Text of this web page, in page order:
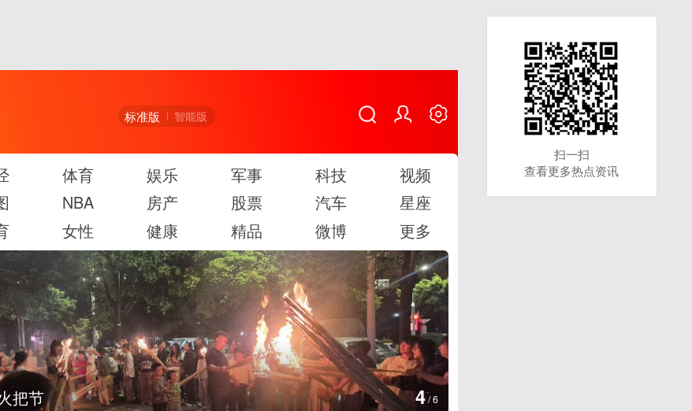
标准版 智能版
体育 娱乐 军事 科技
视频
NBA 房产 股票 汽车
星座
女性 健康 精品 微博 更多
亮葛仙村 5/6
扫一扫
查看更多热点资讯
扫一扫
查看更多热点资讯